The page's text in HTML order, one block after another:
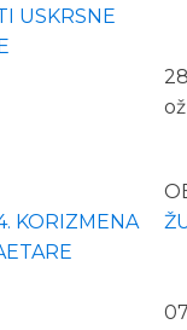
USKRSNE
28
KORIZMENA
07